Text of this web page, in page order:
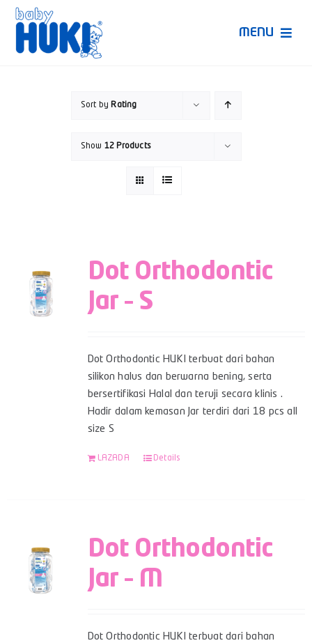
Skip
content
MENU
Sort by Rating
Show 12 Products
Dot Orthodontic
Jar – S
Dot Orthodontic HUKI terbuat dari bahan
silikon halus dan berwarna bening, serta
bersertifikasi Halal dan teruji secara klinis .
Hadir dalam kemasan Jar terdiri dari 18 pcs all
size S
LAZADA Details
Dot Orthodontic
Jar – M
Dot Orthodontic HUKI terbuat dari bahan